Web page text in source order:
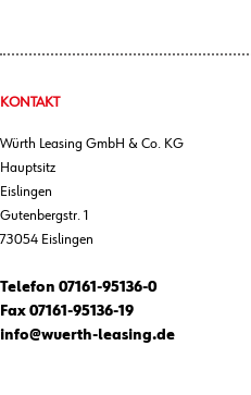
KONTAKT
Würth Leasing GmbH & Co. KG
Hauptsitz
Eislingen
Gutenbergstr. 1
73054 Eislingen
Telefon 07161-95136-0
Fax 07161-95136-19
info@wuerth-leasing.de